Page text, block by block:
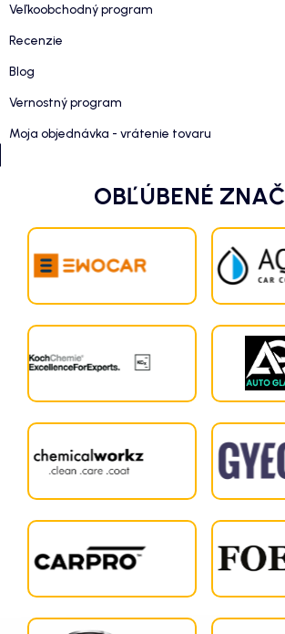
Veľkoobchodný program
Recenzie
Blog
Vernostný program
Moja objednávka - vrátenie tovaru
OBĽÚBENÉ